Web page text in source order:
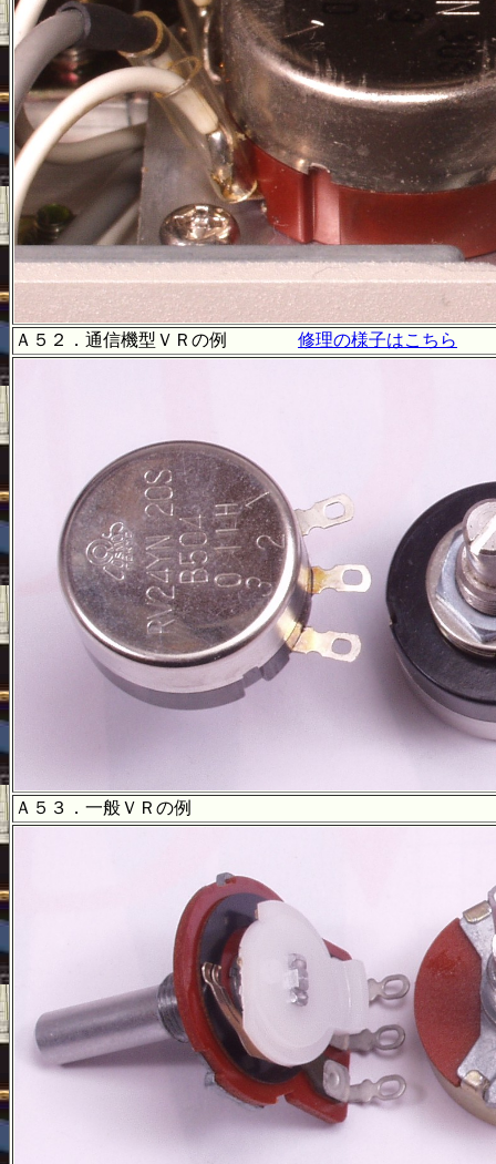
Ａ５２．通信機型ＶＲの例 修理の様子はこちら
Ａ５３．一般ＶＲの例